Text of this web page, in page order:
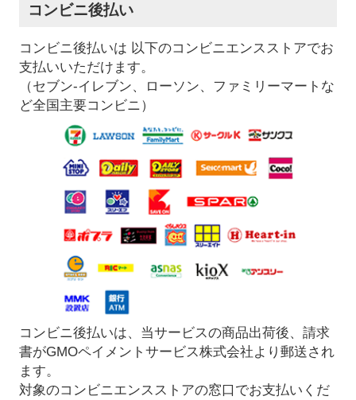
コンビニ後払い
コンビニ後払いは 以下のコンビニエンスストアでお
支払いいただけます。
（セブン-イレブン、ローソン、ファミリーマートな
ど全国主要コンビニ）
コンビニ後払いは、当サービスの商品出荷後、請求
書がGMOペイメントサービス株式会社より郵送され
ます。
対象のコンビニエンスストアの窓口でお支払いくだ